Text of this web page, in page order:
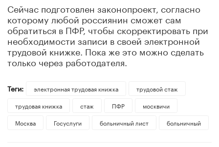
Сейчас подготовлен законопроект, согласно
которому любой россиянин сможет сам
обратиться в ПФР, чтобы скорректировать при
необходимости записи в своей электронной
трудовой книжке. Пока же это можно сделать
только через работодателя.
Теги: электронная трудовая книжка
трудовой стаж
трудовая книжка
стаж ПФР
москвичи
Москва
Госуслуги больничный лист больничный